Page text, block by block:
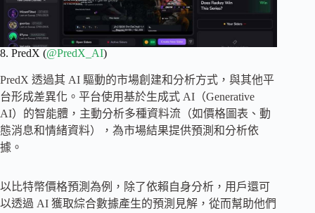
8. PredX (@PredX_AI)
PredX 透過其 AI 驅動的市場創建和分析方式，與其他平
台形成差異化。平台使用基於生成式 AI（Generative
AI）的智能體，主動分析多種資料流（如價格圖表、動
態消息和情緒資料），為市場結果提供預測和分析依
據。
以比特幣價格預測為例，除了依賴自身分析，用戶還可
以透過 AI 獲取綜合數據產生的預測見解，從而幫助他們